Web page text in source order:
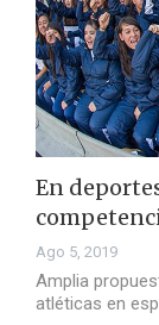
En
Ago 5, 2019
Amplia
atléticas en